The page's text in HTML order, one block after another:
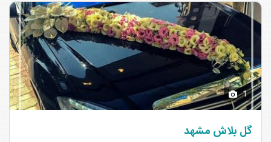
1
گل بلاش مشهد